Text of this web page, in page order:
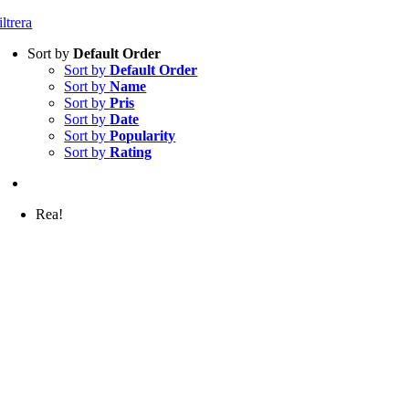
Sort byDefault Order
Sort byDefault Order
Sort byName
Sort byPris
Sort byDate
Sort byPopularity
Sort byRating
Rea!